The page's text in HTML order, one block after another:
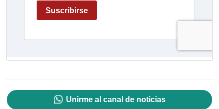
Unirme al canal de noticias